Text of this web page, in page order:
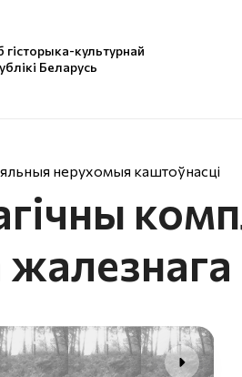
гісторыка-культурнай
Беларусь
нерухомыя каштоўнасці
жалезнага